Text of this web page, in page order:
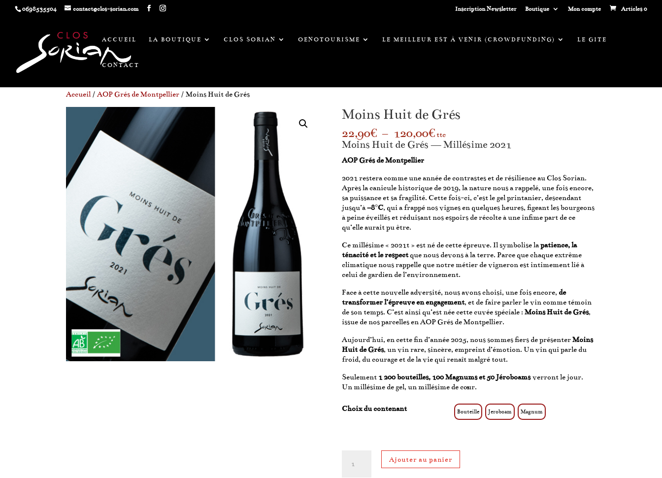
0698535504 contact@clos-sorian.com Inscription Newsletter Boutique Mon compte Articles 0
ACCUEIL LA BOUTIQUE CLOS SORIAN OENOTOURISME LE MEILLEUR EST À VENIR (CROWDFUNDING) LE GITE
CONTACT
Accueil /AOP Grés de Montpellier / Moins Huit de Grés
Moins Huit de Grés
22,90€ – 120,00€Plage
de
prix :
à
120,00€
ttc
Moins Huit de Grés — Millésime 2021
AOP Grés de Montpellier
2021 restera comme une année de contrastes et de résilience au Clos Sorian.
Après la canicule historique de 2019, la nature nous a rappelé, une fois encore,
sa puissance et sa fragilité. Cette fois-ci, c’est le gel printanier, descendant
jusqu’à–8°C, qui a frappé nos vignes en quelques heures, figeant les bourgeons
à peine éveillés et réduisant nos espoirs de récolte à une infime part de ce
qu’elle aurait pu être.
Ce millésime « 2021t » est né de cette épreuve. Il symbolise lapatience, la
ténacité et le respectque nous devons à la terre. Parce que chaque extrême
climatique nous rappelle que notre métier de vigneron est intimement lié à
celui de gardien de l’environnement.
Face à cette nouvelle adversité, nous avons choisi, une fois encore, de
transformer l’épreuve en engagement, et de faire parler le vin comme témoin
de son temps. C’est ainsi qu’est née cette cuvée spéciale : Moins Huit de Grés,
issue de nos parcelles en AOP Grés de Montpellier.
Aujourd’hui, en cette fin d’année 2025, nous sommes fiers de présenterMoins
Huit de Grés, un vin rare, sincère, empreint d’émotion. Un vin qui parle du
froid, du courage et de la vie qui renaît malgré tout.
Seulement 1 200 bouteilles, 100 Magnums et 50 Jéroboamsverront le jour.
Un millésime de gel, un millésime de cœur.
Choix du contenant Bouteille Jeroboam Magnum
Ajouter au panier